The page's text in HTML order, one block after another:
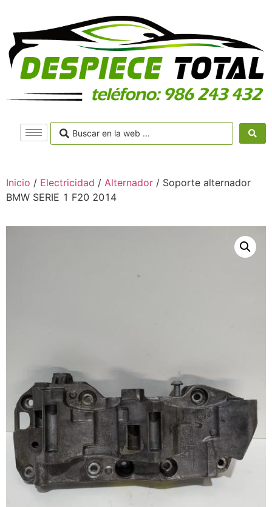
Inicio / Electricidad / Alternador / Soporte alternador
BMW SERIE 1 F20 2014